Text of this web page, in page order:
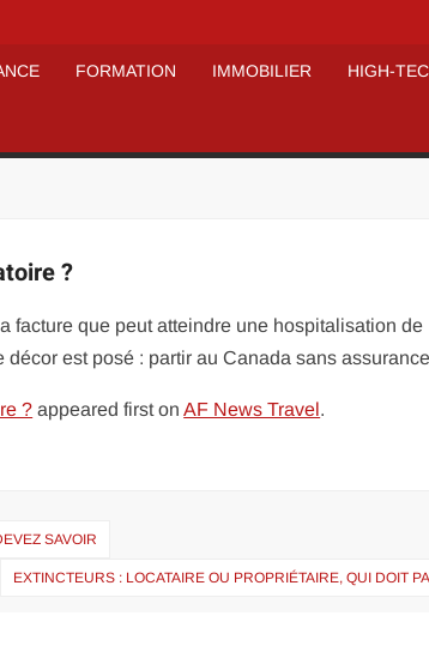
FORMATION IMMOBILIER HIGH-
?
facture que peut atteindre une hospitalisation de
est posé : partir au Canada sans
? appeared first onAF News Travel.
SAVOIR
EXTINCTEURS : LOCATAIRE OU PROPRIÉTAIRE, QUI DOIT